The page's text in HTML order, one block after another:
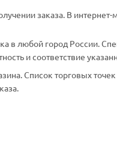
заказа. В интернет-
в любой город России.
и соответствие
Список торговых